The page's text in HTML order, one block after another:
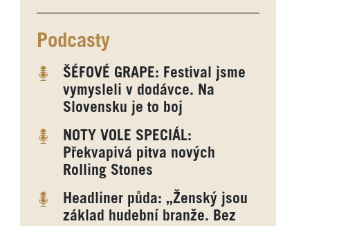
Podcasty
ŠÉFOVÉ GRAPE: Festival jsme
vymysleli v dodávce. Na
Slovensku je to boj
NOTY VOLE SPECIÁL:
Překvapivá pitva nových
Rolling Stones
Headliner půda: „Ženský jsou
základ hudební branže. Bez